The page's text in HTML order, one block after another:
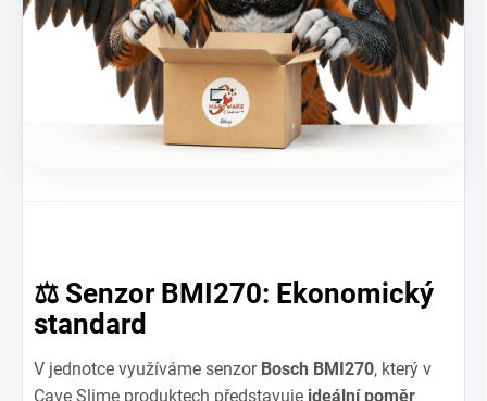
⚖️ Senzor BMI270: Ekonomický
standard
V jednotce využíváme senzor Bosch BMI270, který v
Cave Slime produktech představuje ideální poměr